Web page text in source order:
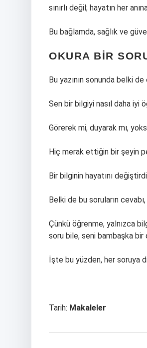
sınırlı değil; hayatın her
Bu bağlamda, sağlık ve
OKURA BIR
Bu yazının sonunda belki
Sen bir bilgiyi nasıl daha iyi
Görerek mi, duyarak mı,
Hiç merak ettiğin bir şeyin
Bir bilginin hayatını
Belki de bu soruların
Çünkü öğrenme, yalnızca
soru bile, seni bambaşka bir
İşte bu yüzden, her soruya
Tarih: Makaleler